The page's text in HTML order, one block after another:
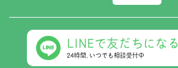
LINEで友だちになる
24時間､いつでも相談受付中